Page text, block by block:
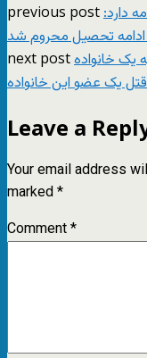
previous postدارد:
ادامه تحصیل محروم شد
next postیک خانواده
یک عضو این خانواده
Leave a
Your email address
marked*
Comment*